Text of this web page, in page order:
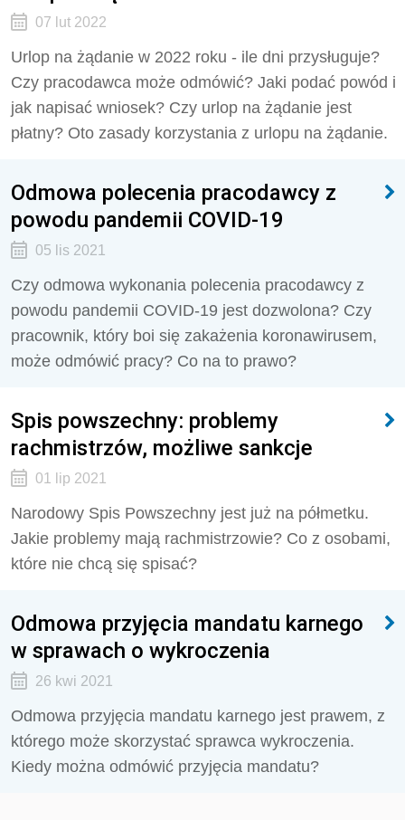
07 lut 2022
Urlop na żądanie w 2022 roku - ile dni przysługuje?
Czy pracodawca może odmówić? Jaki podać powód i
jak napisać wniosek? Czy urlop na żądanie jest
płatny? Oto zasady korzystania z urlopu na żądanie.
Odmowa polecenia pracodawcy z
powodu pandemii COVID-19
05 lis 2021
Czy odmowa wykonania polecenia pracodawcy z
powodu pandemii COVID-19 jest dozwolona? Czy
pracownik, który boi się zakażenia koronawirusem,
może odmówić pracy? Co na to prawo?
Spis powszechny: problemy
rachmistrzów, możliwe sankcje
01 lip 2021
Narodowy Spis Powszechny jest już na półmetku.
Jakie problemy mają rachmistrzowie? Co z osobami,
które nie chcą się spisać?
Odmowa przyjęcia mandatu karnego
w sprawach o wykroczenia
26 kwi 2021
Odmowa przyjęcia mandatu karnego jest prawem, z
którego może skorzystać sprawca wykroczenia.
Kiedy można odmówić przyjęcia mandatu?